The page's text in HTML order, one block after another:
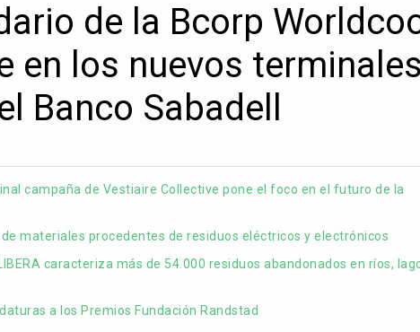
de la Bcorp
en los nuevos terminales
Banco Sabadell
campaña de Vestiaire Collective pone el foco en el futuro de la
de materiales procedentes de residuos eléctricos y electrónicos
caracteriza más de 54.000 residuos abandonados en ríos,
a los Premios Fundación Randstad